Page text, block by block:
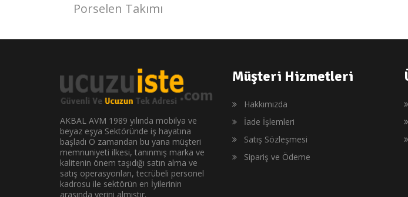
Porselen Takımı
AKBAL AVM 1989 yılında mobilya ve
beyaz eşya Sektöründe iş hayatına
başladı O zamandan bu yana müşteri
memnuniyeti ilkesi, tanınmış marka ve
kalitenin önem taşıdığı satın alma ve
satış operasyonları, tecrübeli personel
kadrosu ile sektörün en İyilerinin
arasında yerini almıştır.
Müşteri Hizmetleri
Hakkımızda
İade İşlemleri
Satış Sözleşmesi
Sipariş ve Ödeme